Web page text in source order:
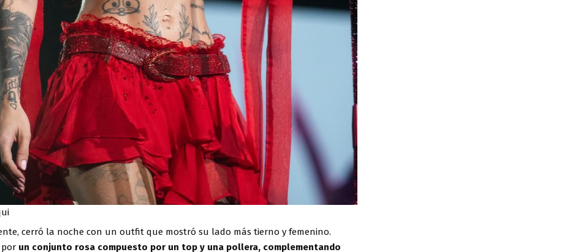
cerró la noche con un outfit que mostró su lado más tierno y femenino.
un conjunto rosa compuesto por un top y una pollera, complementando